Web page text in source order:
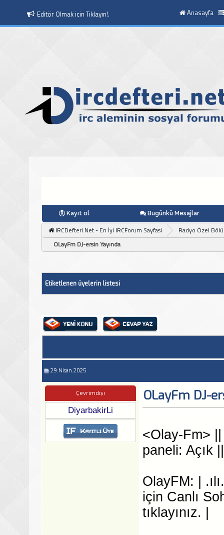
Editör Olmak icin Tıklayın!.
Moderatör Olmak icin Tıklayın!.
Anasayfa
Kayıt ol Bugünkü Mesajlar
IRCDefteri.Net - En İyi IRCForum Sayfasi
Radyo Özel
OLayFm DJ-ersin Yayında
Etiketlenen üyelerin listesi
29.Nisan.2025
Çevrimdışı
DiyarbakirLi
OLayFm DJ-
<Olay-Fm> ||
paneli: Açık ||
OlayFM: |
için Canlı
tıklayınız. |